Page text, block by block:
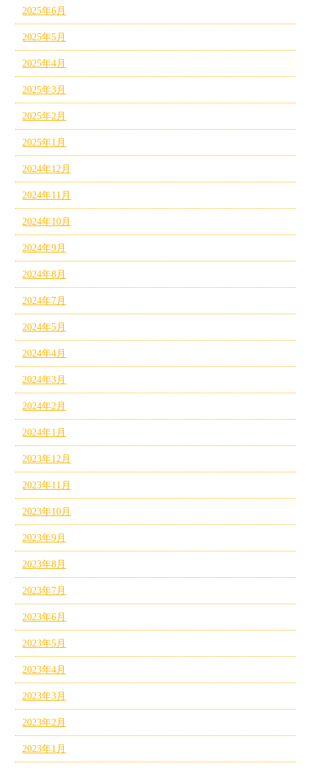
2025年6月
2025年5月
2025年4月
2025年3月
2025年2月
2025年1月
2024年12月
2024年11月
2024年10月
2024年9月
2024年8月
2024年7月
2024年5月
2024年4月
2024年3月
2024年2月
2024年1月
2023年12月
2023年11月
2023年10月
2023年9月
2023年8月
2023年7月
2023年6月
2023年5月
2023年4月
2023年3月
2023年2月
2023年1月